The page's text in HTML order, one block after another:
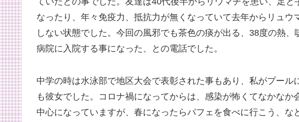
なったり、年々免疫力、抵抗力が無くなっていて去年からリュウ
しない状態でした。今回の風邪でも茶色の痰が出る、38度の熱
病院に入院する事になった、との電話でした。
中学の時は水泳部で地区大会で表彰された事もあり、私がプール
も彼女でした。コロナ禍になってからは、感染が怖くてなかなか
中心になっていますが、春になったらパフェを食べに行こう、な